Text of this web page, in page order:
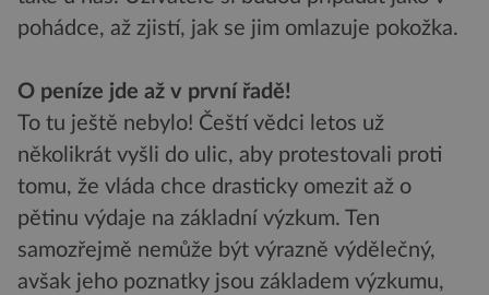
pohádce, až zjistí, jak se jim omlazuje pokožka.
O peníze jde až v první řadě!
To tu ještě nebylo! Čeští vědci letos už
několikrát vyšli do ulic, aby protestovali proti
tomu, že vláda chce drasticky omezit až o
pětinu výdaje na základní výzkum. Ten
samozřejmě nemůže být výrazně výdělečný,
avšak jeho poznatky jsou základem výzkumu,